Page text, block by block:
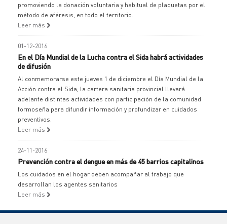
promoviendo la donación voluntaria y habitual de plaquetas por el
método de aféresis, en todo el territorio.
Leer más
01-12-2016
En el Día Mundial de la Lucha contra el Sida habrá actividades
de difusión
Al conmemorarse este jueves 1 de diciembre el Día Mundial de la
Acción contra el Sida, la cartera sanitaria provincial llevará
adelante distintas actividades con participación de la comunidad
formoseña para difundir información y profundizar en cuidados
preventivos.
Leer más
24-11-2016
Prevención contra el dengue en más de 45 barrios capitalinos
Los cuidados en el hogar deben acompañar al trabajo que
desarrollan los agentes sanitarios
Leer más